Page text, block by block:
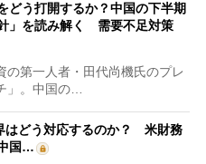
どう打開するか？中国の下半期
」を読み解く 需要不足対策
第一人者・田代尚機氏のプレ
」。中国の…
はどう対応するのか？ 米財務
国…